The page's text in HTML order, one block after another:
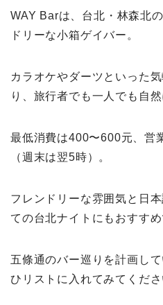
WAY Barは、台北・林森北
ドリーな小箱ゲイバー。
カラオケやダーツといった
り、旅行者でも一人でも自
最低消費は400〜600元、営
（週末は翌5時）。
フレンドリーな雰囲気と日
ての台北ナイトにもおすすめ
五條通のバー巡りを計画し
ひリストに入れてみてくださ